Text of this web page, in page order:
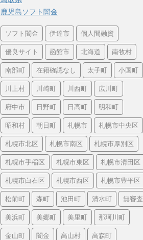
鹿児島ソフト闇金
ソフト闇金 伊達市 個人間融資
優良サイト 函館市 北海道 南牧村
南部町 在籍確認なし 太子町 小国町
川上村 川崎町 川西町 広川町
府中市 日野町 日高町 明和町
昭和村 朝日町 札幌市 札幌市中央区
札幌市北区 札幌市南区 札幌市厚別区
札幌市手稲区 札幌市東区 札幌市清田区
札幌市白石区 札幌市西区 札幌市豊平区
松前町 森町 池田町 清水町 無審査
美浜町 美郷町 美里町 那珂川町
金山町 闇金 高山村 高森町